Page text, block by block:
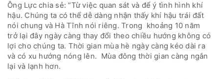
Ông Lực chia sẻ: “Từ việc quan sát và để ý tình hình khí
hậu. Chúng ta có thể dễ dàng nhận thấy khí hậu trái đất
nói chung và Hà Tĩnh nói riêng. Trong khoảng 10 năm
trở lại đây ngày càng thay đổi theo chiều hướng không có
lợi cho chúng ta. Thời gian mùa hè ngày càng kéo dài ra
và có xu hướng nóng lên. Mùa đông thời gian càng ngắn
lại và lạnh hơn.